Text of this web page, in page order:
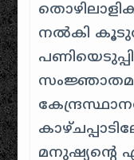
നൽകി
മനുഷ്യന്റെ